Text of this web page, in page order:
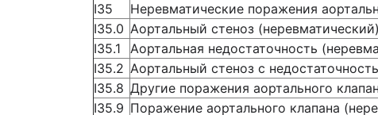
I35
Неревматические поражения
I35.0 Аортальный стеноз (неревматический)
I35.1
Аортальная недостаточность
I35.2 Аортальный стеноз с
I35.8 Другие поражения аортального
I35.9 Поражение аортального клапана